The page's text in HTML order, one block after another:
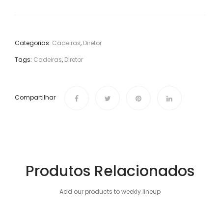
Categorias: Cadeiras, Diretor
Tags: Cadeiras, Diretor
Compartilhar
Produtos Relacionados
Add our products to weekly lineup